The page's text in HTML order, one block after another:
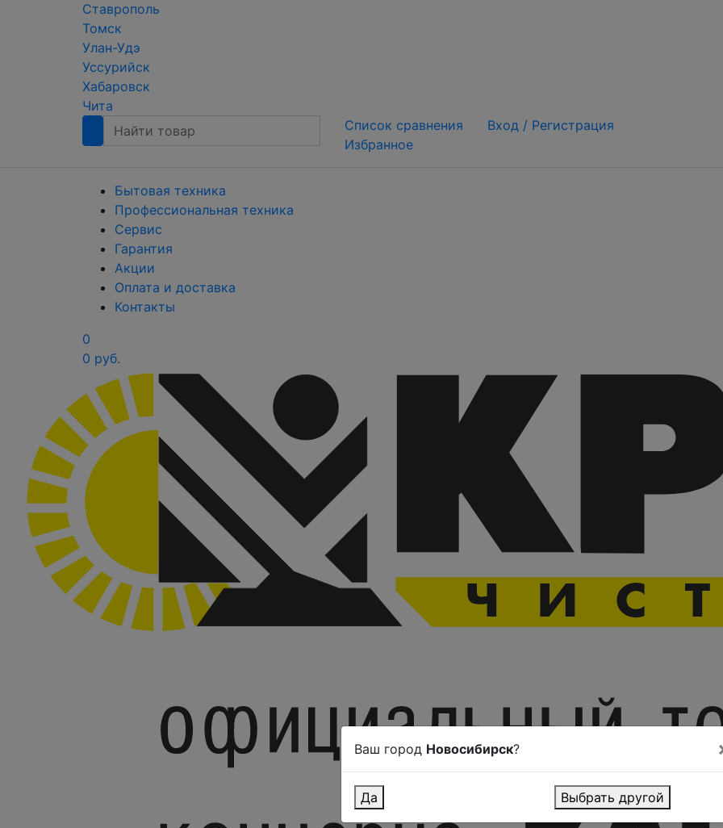
Ставрополь
Томск
Улан-Удэ
Уссурийск
Хабаровск
Чита
Список сравнения
Избранное
Вход / Регистрация
Бытовая техника
Профессиональная техника
Сервис
Гарантия
Акции
Оплата и доставка
Контакты
0
0 руб.
Ваш город Новосибирск?
Да Выбрать другой